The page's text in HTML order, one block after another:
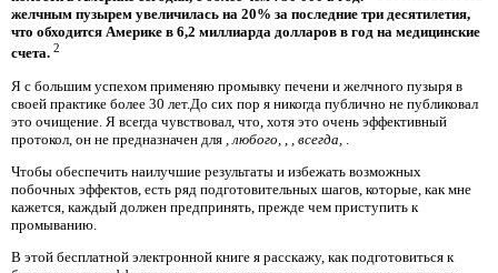
желчным пузырем увеличилась на 20% за последние три десятилетия,
что обходится Америке в 6,2 миллиарда долларов в год на медицинские
счета. 2
Я с большим успехом применяю промывку печени и желчного пузыря в
своей практике более 30 лет.До сих пор я никогда публично не публиковал
это очищение. Я всегда чувствовал, что, хотя это очень эффективный
протокол, он не предназначен для , любого, , всегда,
Чтобы обеспечить наилучшие результаты и избежать возможных
побочных эффектов, есть ряд подготовительных шагов, которые, как мне
кажется, каждый должен предпринять, прежде чем приступить к
промыванию.
В этой бесплатной электронной книге я расскажу, как подготовиться к